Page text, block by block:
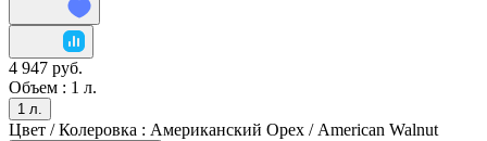
4 947 руб.
Объем : 1 л.
1 л.
Цвет / Колеровка : Американский Орех / American Walnut